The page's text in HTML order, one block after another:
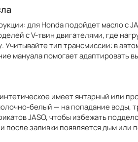
для Honda подойдет масло с
с V-твин двигателями, где
тип трансмиссии: в
мануала помогает адаптировать
имеет янтарный или
белый — на попадание
JASO, чтобы избежать
заливки появляется дым или